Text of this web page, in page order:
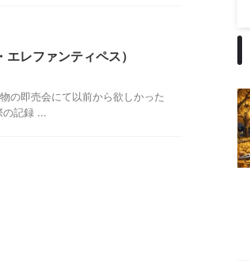
レファンティペス）
の即売会にて以前から欲しかった
の記録 ...